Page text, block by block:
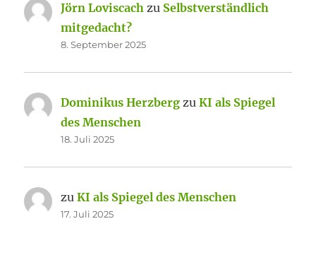
Jörn Loviscach zu Selbstverständlich
mitgedacht?
8. September 2025
Dominikus Herzberg zuKI als Spiegel
des Menschen
18. Juli 2025
zuKI als Spiegel des Menschen
17. Juli 2025